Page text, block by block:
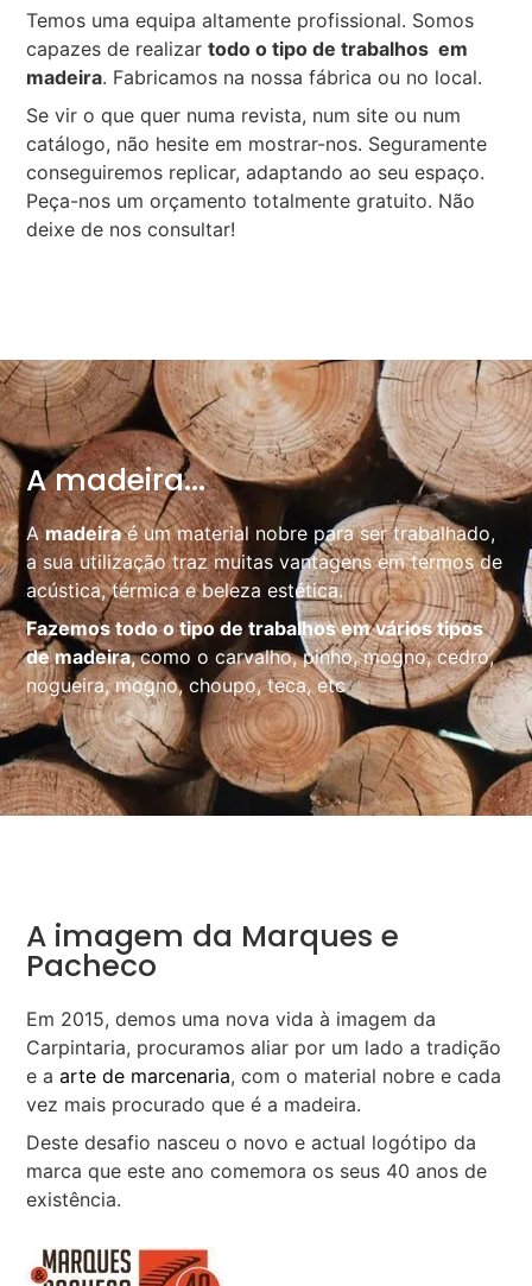
Temos uma equipa altamente profissional. Somos
capazes de realizartodo o tipo de trabalhos em
madeira. Fabricamos na nossa fábrica ou no local.
Se vir o que quer numa revista, num site ou num
catálogo, não hesite em mostrar-nos. Seguramente
conseguiremos replicar, adaptando ao seu espaço.
Peça-nos um orçamento totalmente gratuito. Não
deixe de nos consultar!
A madeira...
Amadeiraé um material nobre para ser trabalhado,
a sua utilização traz muitas vantagens em termos de
acústica, térmica e beleza estética.
Fazemos todo o tipo de trabalhos em vários tipos
de madeira,como ocarvalho,pinho,mogno,cedro,
nogueira, mogno, choupo, teca, etc
A imagem da Marques e
Pacheco
Em 2015, demos uma nova vida à imagem da
Carpintaria, procuramos aliar por um lado a tradição
e aarte de marcenaria, com o material nobre e cada
vez mais procurado que é a madeira.
Deste desafio nasceu o novo e actual logótipo da
marca que este ano comemora os seus 40 anos de
existência.